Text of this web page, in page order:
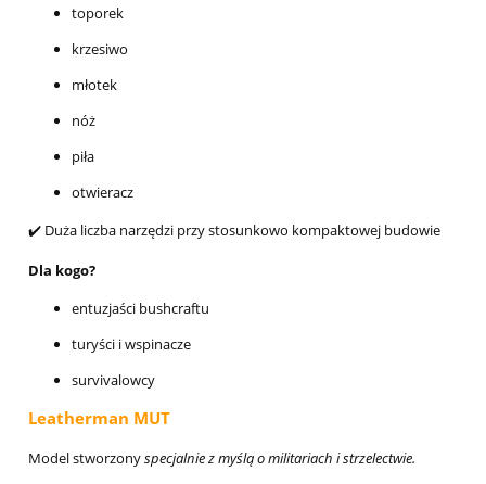
toporek
krzesiwo
młotek
nóż
piła
otwieracz
✔️ Duża liczba narzędzi przy stosunkowo kompaktowej budowie
Dla kogo?
entuzjaści bushcraftu
turyści i wspinacze
survivalowcy
Leatherman MUT
Model stworzonyspecjalnie z myślą o militariach i strzelectwie.